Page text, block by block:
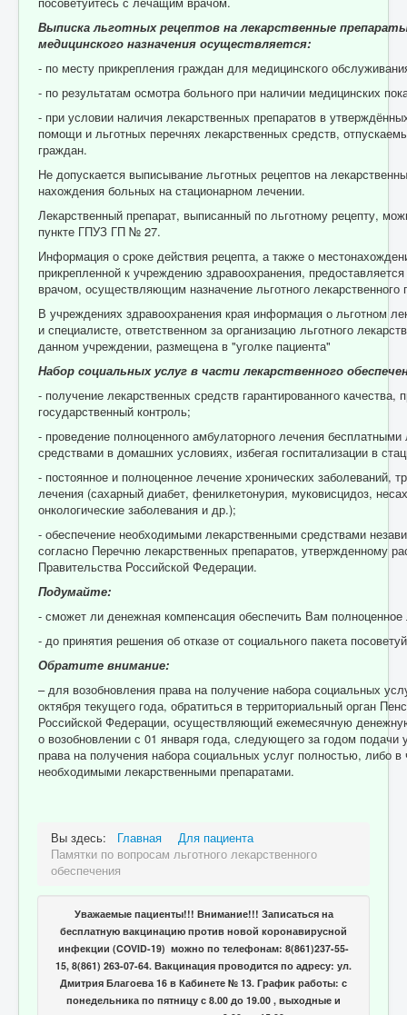
Выписка льготных рецептов на лекарственные
медицинского назначения осуществляется:
- по месту прикрепления граждан для медицинского
- по результатам осмотра больного при наличии медицинских
- при условии наличия лекарственных препаратов в
помощи и льготных перечнях лекарственных средств,
граждан.
Не допускается выписывание льготных рецептов на
нахождения больных на стационарном лечении.
Лекарственный препарат, выписанный по льготному рецепту,
пункте ГПУЗ ГП № 27.
Информация о сроке действия рецепта, а также о
прикрепленной к учреждению здравоохранения,
врачом, осуществляющим назначение льготного лекарственного
В учреждениях здравоохранения края информация о льготном
и специалисте, ответственном за организацию льготного
данном учреждении, размещена в "уголке пациента"
Набор социальных услуг в части лекарственного
- получение лекарственных средств гарантированного качества,
государственный контроль;
- проведение полноценного амбулаторного лечения
средствами в домашних условиях, избегая госпитализации в
- постоянное и полноценное лечение хронических заболеваний,
лечения (сахарный диабет, фенилкетонурия, муковисцидоз,
онкологические заболевания и др.);
- обеспечение необходимыми лекарственными средствами
согласно Перечню лекарственных препаратов, утвержденному
Правительства Российской Федерации.
Подумайте:
- сможет ли денежная компенсация обеспечить Вам полноценное
- до принятия решения об отказе от социального пакета
Обратите внимание:
– для возобновления права на получение набора соци­альных
октября текущего года, обратиться в территориальный орган
Российской Федерации, осуществляющий ежемесячную
о возобновлении с 01 января года, следующего за годом подачи
права на получения набора социальных услуг полностью, либо в
необходимыми лекарственными препаратами.
Вы здесь: Главная
Для пациента
Памятки по вопросам льготного лекарственного
обеспечения
Уважаемые пациенты!!! Внимание!!! Записаться на
бесплатную вакцинацию против новой коронавирусной
инфекции (COVID-19) можно по телефонам: 8(861)237-55-
15, 8(861) 263-07-64. Вакцинация проводится по адресу: ул.
Дмитрия Благоева 16 в Кабинете № 13. График работы: с
понедельника по пятницу с 8.00 до 19.00 , выходные и